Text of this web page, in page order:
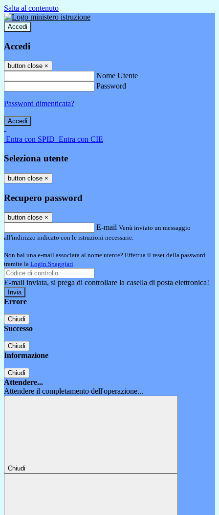
Salta al contenuto
Accedi
Accedi
button close ×
Nome Utente
Password
Password dimenticata?
-
Entra con SPID Entra con CIE
Seleziona utente
button close ×
Recupero password
button close ×
E-mail Verrà inviato un messaggio
all'indirizzo indicato con le istruzioni necessarie.
Non hai una e-mail associata al nome utente? Effettua il reset della password
tramite la Login Spaggiari
E-mail inviata, si prega di controllare la casella di posta elettronica!
Errore
Chiudi
Successo
Chiudi
Informazione
Chiudi
Attendere...
Attendere il completamento dell'operazione...
Chiudi